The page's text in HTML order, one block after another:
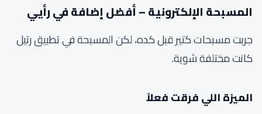
المسبحة الإلكترونية – أفضل إضافة في رأيي
جربت مسبحات كتير قبل كده، لكن المسبحة في تطبيق رتيل
كانت مختلفة شوية.
الميزة اللي فرقت فعلاً